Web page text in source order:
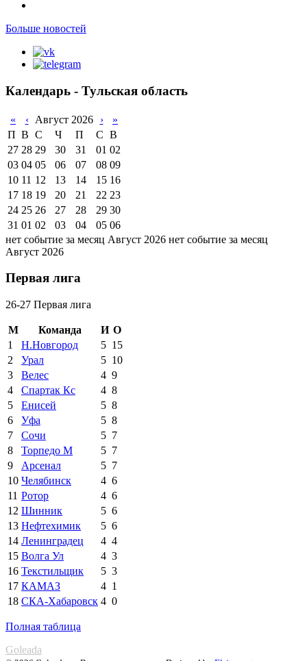
Больше новостей
Календарь - Тульская область
« ‹ Август 2026 ›
»
П В С Ч П С В
27 28 29 30 31 01 02
03 04 05 06 07 08 09
10 11 12 13 14 15 16
17 18 19 20 21 22 23
24 25 26 27 28 29 30
31 01 02 03 04 05 06
нет событие за месяц Август 2026 нет событие за месяц
Август 2026
Первая лига
26-27 Первая лига
М Команда И О
1
Н.Новгород 5 15
2
Урал 5 10
3
Велес 4 9
4
Спартак Кс 4 8
5
Енисей 5 8
6
Уфа 5 8
7
Сочи 5 7
8
Торпедо М 5 7
9
Арсенал 5 7
10 Челябинск 4 6
11 Ротор 4 6
12 Шинник 5 6
13 Нефтехимик 5 6
14 Ленинградец 4 4
15 Волга Ул 4 3
16 Текстильщик 5 3
17 КАМАЗ 4 1
18 СКА-Хабаровск 4 0
Полная таблица
Goleada